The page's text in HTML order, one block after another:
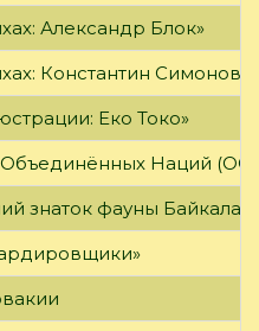
Александр Блок»
Константин Симонов»
Еко Токо»
Наций
знаток фауны Байкала»